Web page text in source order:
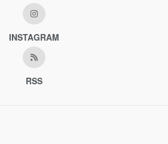
INSTAGRAM
RSS